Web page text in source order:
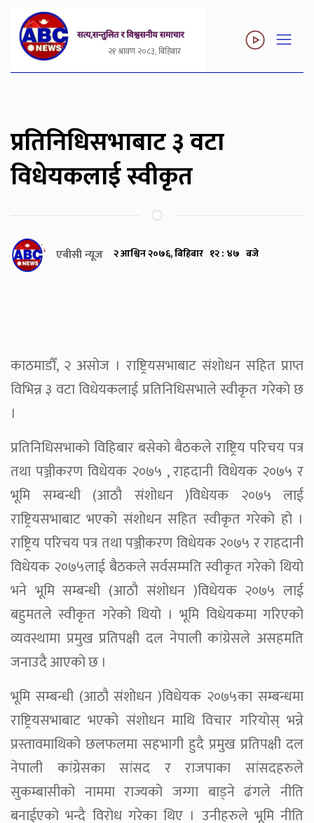
२१ श्रावण २०८३, बिहिबार
प्रतिनिधिसभाबाट ३ वटा
विधेयकलाई स्वीकृत
एबीसी न्यूज २ आश्विन २०७६, बिहिबार १२ : ४७ बजे
काठमाडौँ, २ असोज । राष्ट्रियसभाबाट संशोधन सहित प्राप्त
विभिन्न ३ वटा विधेयकलाई प्रतिनिधिसभाले स्वीकृत गरेको छ
।
प्रतिनिधिसभाको विहिबार बसेको बैठकले राष्ट्रिय परिचय पत्र
तथा पञ्जीकरण विधेयक २०७५ , राहदानी विधेयक २०७५ र
भूमि सम्बन्धी (आठौ संशोधन )विधेयक २०७५ लाई
राष्ट्रियसभाबाट भएको संशोधन सहित स्वीकृत गरेको हो ।
राष्ट्रिय परिचय पत्र तथा पञ्जीकरण विधेयक २०७५ र राहदानी
विधेयक २०७५लाई बैठकले सर्वसम्मति स्वीकृत गरेको थियो
भने भूमि सम्बन्धी (आठौ संशोधन )विधेयक २०७५ लाई
बहुमतले स्वीकृत गरेको थियो । भूमि विधेयकमा गरिएको
व्यवस्थामा प्रमुख प्रतिपक्षी दल नेपाली कांग्रेसले असहमति
जनाउदै आएको छ ।
भूमि सम्बन्धी (आठौ संशोधन )विधेयक २०७५का सम्बन्धमा
राष्ट्रियसभाबाट भएको संशोधन माथि विचार गरियोस् भन्ने
प्रस्तावमाथिको छलफलमा सहभागी हुदै प्रमुख प्रतिपक्षी दल
नेपाली कांग्रेसका सांसद र राजपाका सांसदहरुले
सुकम्बासीको नाममा राज्यको जग्गा बाड्ने ढंगले नीति
बनाईएको भन्दै विरोध गरेका थिए । उनीहरुले भूमि नीति